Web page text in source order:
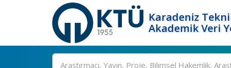
Karadeniz
Akademik Veri
Ara